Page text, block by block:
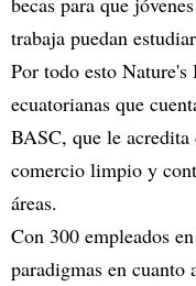
trabaja puedan
Por todo esto Nature's
ecuatorianas que
BASC, que le acredita
comercio limpio y
áreas.
Con 300 empleados
paradigmas en